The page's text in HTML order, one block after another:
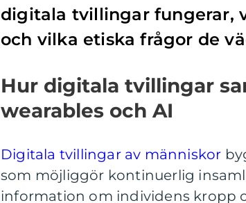
digitala tvillingar fungerar,
och vilka etiska frågor de
Hur digitala tvillingar
wearables och AI
Digitala tvillingar av människor
som möjliggör kontinuerlig
information om individens kropp